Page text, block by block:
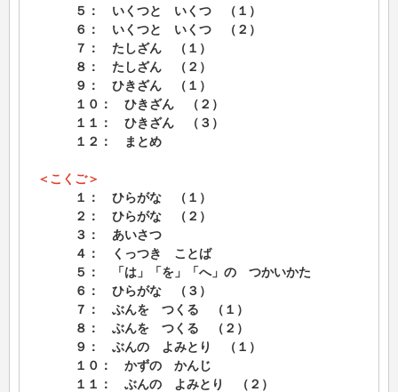
５： いくつと いくつ （１）
６： いくつと いくつ （２）
７： たしざん （１）
８： たしざん （２）
９： ひきざん （１）
１０： ひきざん （２）
１１： ひきざん （３）
１２： まとめ
＜こくご＞
１： ひらがな （１）
２： ひらがな （２）
３： あいさつ
４： くっつき ことば
５： 「は」「を」「へ」の つかいかた
６： ひらがな （３）
７： ぶんを つくる （１）
８： ぶんを つくる （２）
９： ぶんの よみとり （１）
１０： かずの かんじ
１１： ぶんの よみとり （２）